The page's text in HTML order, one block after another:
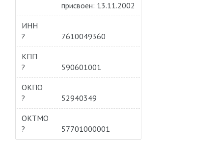
присвоен: 13.11.2002
ИНН
?
7610049360
КПП
?
590601001
ОКПО
?
52940349
ОКТМО
?
57701000001